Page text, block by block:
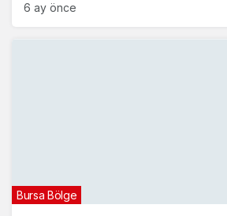
6 ay önce
Bursa Bölge